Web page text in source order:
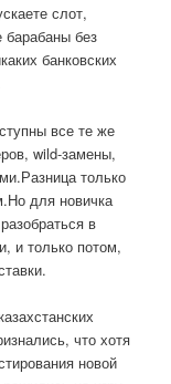
слот,
барабаны без
банковских
все те же
wild-замены,
только
для новичка
в
и только потом,
что хотя
новой